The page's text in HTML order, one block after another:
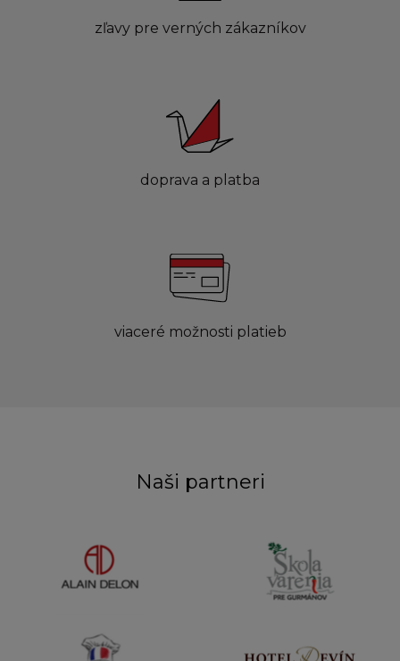
zľavy pre verných zákazníkov
doprava a platba
viaceré možnosti platieb
Naši partneri